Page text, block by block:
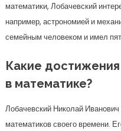
математики, Лобачевский
например, астрономией и
семейным человеком и имел
Какие
в математике?
Лобачевский Николай
математиков своего времени.